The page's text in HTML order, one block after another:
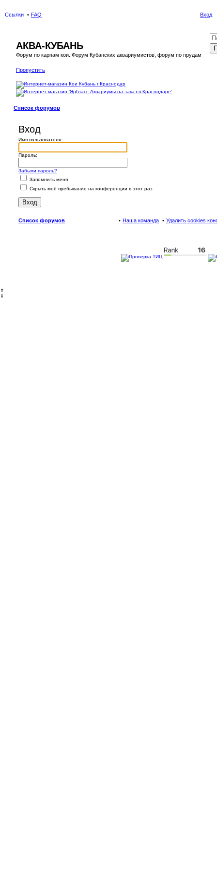
Ссылки FAQ Вход
АКВА-КУБАНЬ
Форум по карпам кои. Форум Кубанских аквариумистов, форум по прудам
Пропустить
Список форумов
Вход
Имя пользователя:
Пароль:
Забыли пароль?
Запомнить меня
Скрыть моё пребывание на конференции в этот раз
Список форумов Удалить cookies
Наша команда
⇑
⇓